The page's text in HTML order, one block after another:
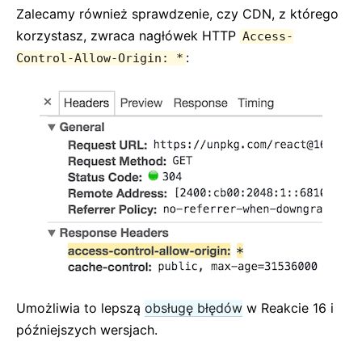
Zalecamy również sprawdzenie, czy CDN, z którego
korzystasz, zwraca nagłówek HTTP Access-
Control-Allow-Origin: * :
Umożliwia to lepszą obsługę błędów w Reakcie 16 i
późniejszych wersjach.
Strict Mode
Sprawdzanie typów z PropTypes
Niekontrolowane komponenty
DOKUMENTACJA API
React.Component
ReactDOM
ReactDOMClient
ReactDOMServer
Elementy DOM
Narzędzia do testowania
Test Renderer